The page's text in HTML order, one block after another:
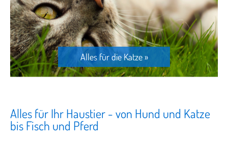
Alles für die Katze »
Alles für Ihr Haustier - von Hund und Katze
bis Fisch und Pferd